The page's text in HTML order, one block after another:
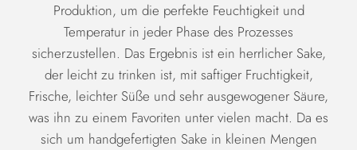
Produktion, um die perfekte Feuchtigkeit und
Temperatur in jeder Phase des Prozesses
sicherzustellen. Das Ergebnis ist ein herrlicher Sake,
der leicht zu trinken ist, mit saftiger Fruchtigkeit,
Frische, leichter Süße und sehr ausgewogener Säure,
was ihn zu einem Favoriten unter vielen macht. Da es
sich um handgefertigten Sake in kleinen Mengen